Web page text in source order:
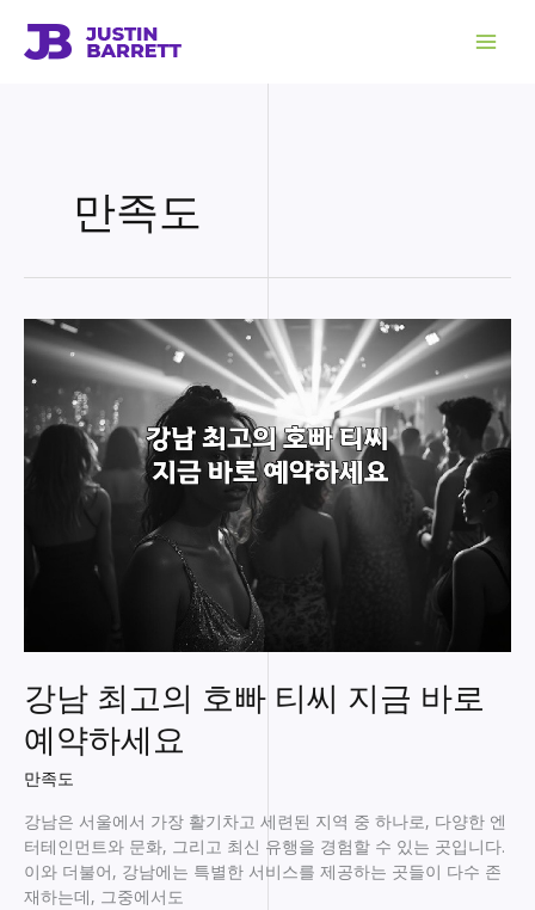
만족도
강남 최고의 호빠 티씨 지금 바로
예약하세요
만족도
강남은 서울에서 가장 활기차고 세련된 지역 중 하나로, 다양한 엔
터테인먼트와 문화, 그리고 최신 유행을 경험할 수 있는 곳입니다.
이와 더불어, 강남에는 특별한 서비스를 제공하는 곳들이 다수 존
재하는데, 그중에서도